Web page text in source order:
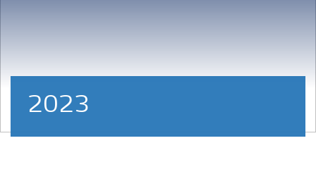
2023